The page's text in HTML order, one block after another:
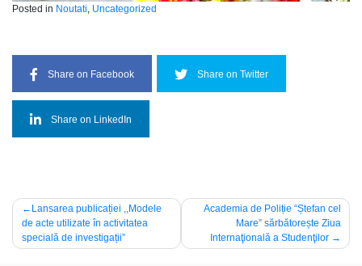
Posted in Noutati, Uncategorized
Share on Facebook Share on Twitter
Share on LinkedIn
Navigare
în
articole
Lansarea publicației ,,Modele
de acte utilizate în activitatea
specială de investigații”
Academia de Poliție “Ștefan cel
Mare” sărbătorește Ziua
Internaţională a Studenţilor